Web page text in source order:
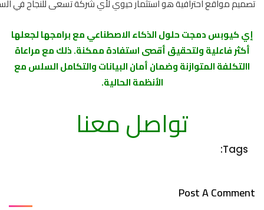
تصميم مواقع احترافية هو استثمار حيوي لأي شركة تسعى للنجاح في
إي كيوبس دمجت حلول الذكاء الاصطناعي مع برامجها لجعلها
أكثر فاعلية ولتحقيق أقصى استفادة ممكنة. ذلك مع مراعاة
االتكلفة المتوازنة وضمان أمان البيانات والتكامل السلس مع
الأنظمة الحالية.
تواصل معنا
Tags:
Post A Comment